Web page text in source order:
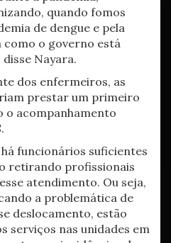
quando fomos
de dengue e pela
o governo está
Nayara.
dos enfermeiros, as
prestar um primeiro
o acompanhamento
funcionários suficientes
retirando profissionais
atendimento. Ou seja,
a problemática de
deslocamento, estão
serviços nas unidades em